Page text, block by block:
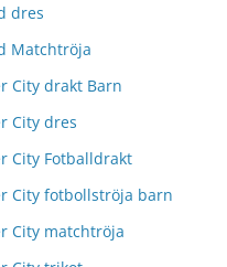
dres
Matchtröja
City drakt Barn
City dres
City Fotballdrakt
City fotbollströja barn
City matchtröja